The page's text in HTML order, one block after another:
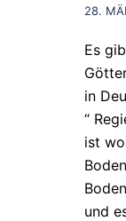
28.
Es
in
“
ist
und